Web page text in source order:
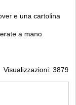
e una cartolina
a mano
Visualizzazioni: 3879